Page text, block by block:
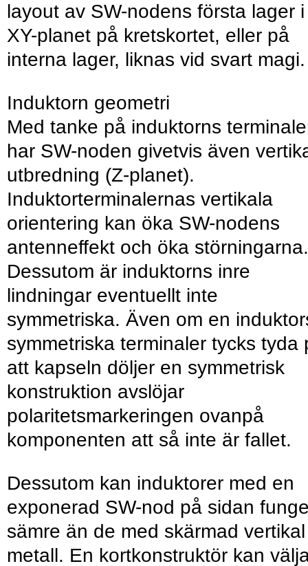
layout av SW-nodens första lager i
XY-planet på kretskortet, eller på
interna lager, liknas vid svart magi.
Induktorn geometri
Med tanke på induktorns
har SW-noden givetvis även
utbredning (Z-planet).
Induktorterminalernas vertikala
orientering kan öka SW-nodens
antenn­effekt och öka störningarna.
Dessutom är induktorns inre
lindningar eventuellt inte
symmetriska. Även om en
symmetriska terminaler tycks tyda
att kapseln döljer en symmetrisk
konstruktion avslöjar
polaritetsmarkeringen ovanpå
komponenten att så inte är fallet.
Dessutom kan induktorer med en
exponerad SW-nod på sidan
sämre än de med skärmad vertikal
metall. En kortkonstruktör kan